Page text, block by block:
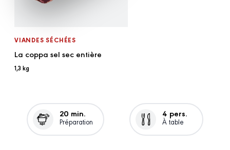
VIANDES SÉCHÉES
La coppa sel sec entière
1,3 kg
20 min.
Préparation
4 pers.
À table